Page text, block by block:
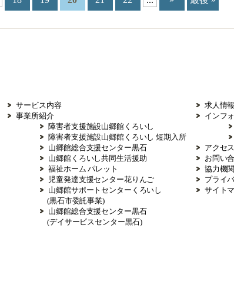
サービス内容
事業所紹介
障害者支援施設山郷館くろいし
障害者支援施設山郷館くろいし 短期入所
山郷館総合支援センター黒石
山郷館くろいし共同生活援助
福祉ホーム パレット
児童発達支援センター花りんご
山郷館サポートセンターくろいし
(黒石市委託事業)
山郷館総合支援センター黒石
(デイサービスセンター黒石)
求人情報
インフ
アクセ
お問い
協力機
プライ
サイト